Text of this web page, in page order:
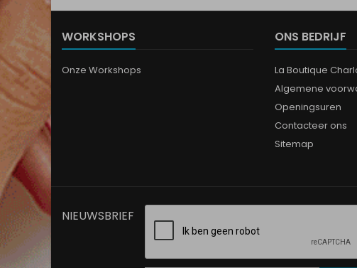
WORKSHOPS
Onze Workshops
ONS BEDRIJF
La Boutique
Algemene
Openingsuren
Contacteer ons
Sitemap
NIEUWSBRIEF